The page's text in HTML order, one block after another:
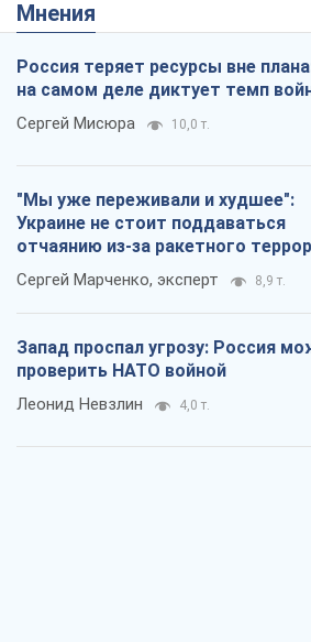
Мнения
Россия теряет ресурсы вне
на самом деле диктует темп
Сергей Мисюра 10,0 т.
"Мы уже переживали и худшее":
Украине не стоит поддаваться
отчаянию из-за ракетного
Сергей Марченко, эксперт 8,9 т.
Запад проспал угрозу: Россия
проверить НАТО войной
Леонид Невзлин 4,0 т.